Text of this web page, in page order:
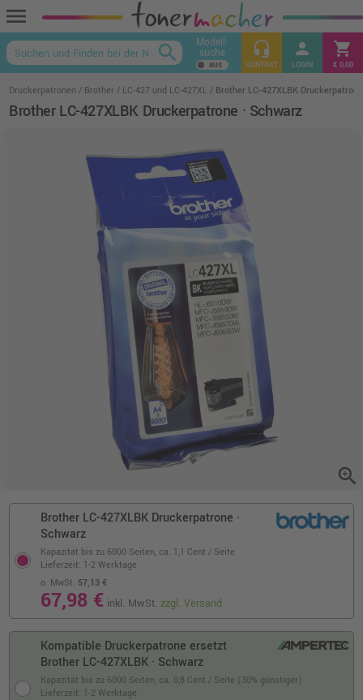
menu
keyboard_arrow_up
search Modell-
suche headset_mic
KONTAKT
person
LOGIN
shopping_cart
€ 0,00
Druckerpatronen Brother LC-427 und LC-427XL Brother LC-427XLBK
Brother LC-427XLBK Druckerpatrone · Schwarz
zoom_in
Brother LC-427XLBK Druckerpatrone ·
Schwarz
Kapazität bis zu 6000 Seiten, ca. 1,1 Cent / Seite
o. MwSt. 57,13 €
67,98 € inkl. MwSt.zzgl. Versand
Lieferzeit: 1-2 Werktage
Kompatible Druckerpatrone ersetzt
Brother LC-427XLBK · Schwarz
Kapazität bis zu 6000 Seiten, ca. 0,8 Cent / Seite (30% günstiger)
Lieferzeit: 1-2 Werktage